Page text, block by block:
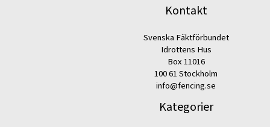
Kontakt
Svenska Fäktförbundet
Idrottens Hus
Box 11016
100 61 Stockholm
info@fencing.se
Kategorier